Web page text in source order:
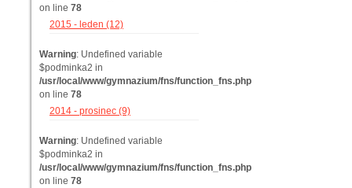
on line 78
2015 - leden (12)
Warning: Undefined variable
$podminka2 in
/usr/local/www/gymnazium/fns/function_fns.php
on line 78
2014 - prosinec (9)
Warning: Undefined variable
$podminka2 in
/usr/local/www/gymnazium/fns/function_fns.php
on line 78